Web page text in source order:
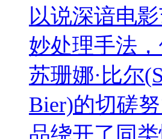
以说深谙电
妙处理手法
苏珊娜·比尔
Bier)的切磋